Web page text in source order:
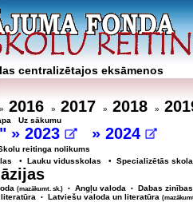
centralizētajos eksāmenos
2016» 2017 » 2018»
Uz sākumu
»2023 » 2024
reitinga nolikums
• Lauku vidusskolas • Specializētās
(mazākumt. sk.) • Angļu valoda • Dabas zinības
• Latviešu valoda un literatūra